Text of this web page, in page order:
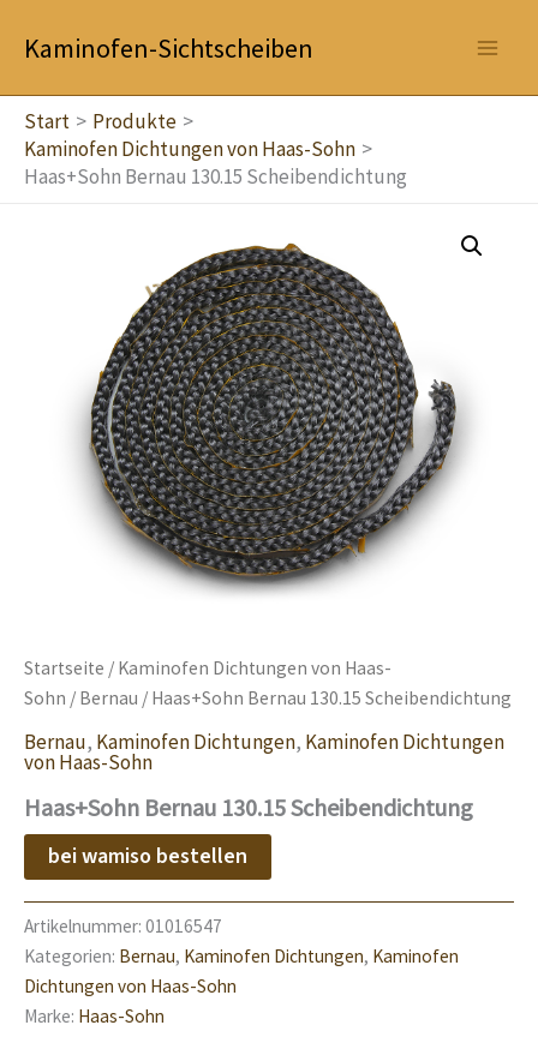
InhaltKaminofen-Sichtscheiben
Start
Produkte
Kaminofen Dichtungen von Haas-Sohn
Haas+Sohn Bernau 130.15 Scheibendichtung
Startseite / Kaminofen Dichtungen von Haas-
Sohn / Bernau / Haas+Sohn Bernau 130.15 Scheibendichtung
Bernau, Kaminofen Dichtungen, Kaminofen Dichtungen
von Haas-Sohn
Haas+Sohn Bernau 130.15 Scheibendichtung
bei wamiso bestellen
Artikelnummer: 01016547
Kategorien: Bernau, Kaminofen Dichtungen, Kaminofen
Dichtungen von Haas-Sohn
Marke: Haas-Sohn